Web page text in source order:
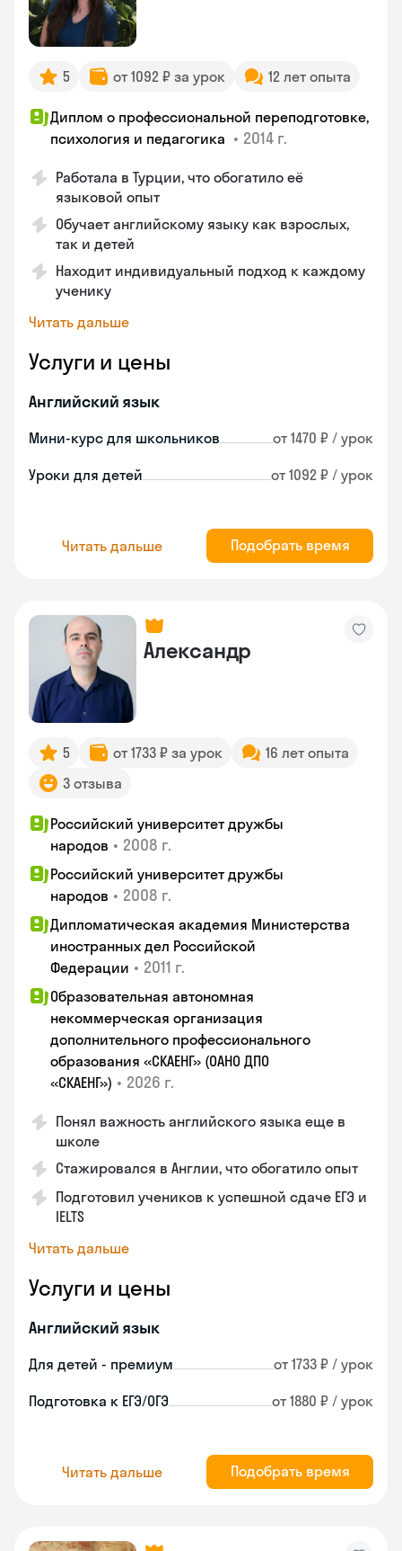
5 от 1092 ₽ за урок 12 лет опыта
Диплом о профессиональной переподготовке,
психология и педагогика • 2014 г.
Работала в Турции, что обогатило её
языковой опыт
Обучает английскому языку как взрослых,
так и детей
Находит индивидуальный подход к каждому
ученику
Читать дальше
Услуги и цены
Английский язык
Мини-курс для школьников от 1470 ₽ / урок
Уроки для детей от 1092 ₽ / урок
Читать дальше Подобрать время
Александр
5 от 1733 ₽ за урок
16 лет опыта
3 отзыва
Российский университет дружбы
народов • 2008 г.
Российский университет дружбы
народов • 2008 г.
Дипломатическая академия Министерства
иностранных дел Российской
Федерации • 2011 г.
Образовательная автономная
некоммерческая организация
дополнительного профессионального
образования «СКАЕНГ» (ОАНО ДПО
«СКАЕНГ») • 2026 г.
Понял важность английского языка еще в
школе
Стажировался в Англии, что обогатило опыт
Подготовил учеников к успешной сдаче ЕГЭ и
IELTS
Читать дальше
Услуги и цены
Английский язык
Для детей - премиум от 1733 ₽ / урок
Подготовка к ЕГЭ/ОГЭ от 1880 ₽ / урок
Читать дальше Подобрать время